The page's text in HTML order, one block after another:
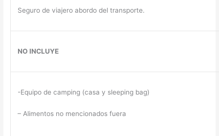
Seguro de viajero abordo del transporte.
NO INCLUYE
-Equipo de camping (casa y sleeping bag)
– Alimentos no mencionados fuera